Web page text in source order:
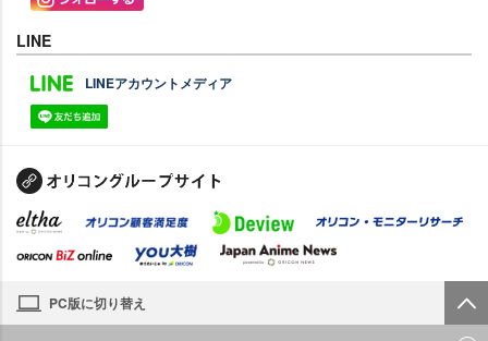
LINE
LINEアカウントメディア
PC版に切り替え